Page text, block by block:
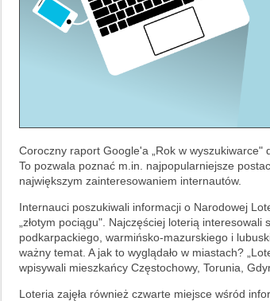
Coroczny raport Google'a „Rok w
To pozwala poznać m.in. najpopularniejsze
największym zainteresowaniem internautów.
Internauci poszukiwali informacji o Narodowej
„złotym pociągu". Najczęściej loterią
podkarpackiego, warmińsko-mazurskiego i
ważny temat. A jak to wyglądało w miastach?
wpisywali mieszkańcy Częstochowy, Torunia,
Loteria zajęła również czwarte miejsce wśród